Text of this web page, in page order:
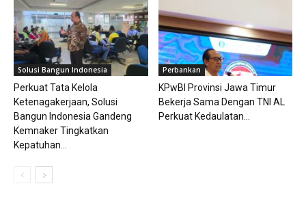
Solusi Bangun Indonesia
Perkuat Tata Kelola
Ketenagakerjaan, Solusi
Bangun Indonesia Gandeng
Kemnaker Tingkatkan
Kepatuhan...
Perbankan
KPwBI Provinsi Jawa Timur
Bekerja Sama Dengan TNI AL
Perkuat Kedaulatan...